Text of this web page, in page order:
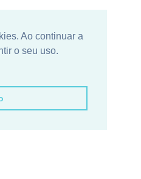
Ao continuar a
o seu uso.